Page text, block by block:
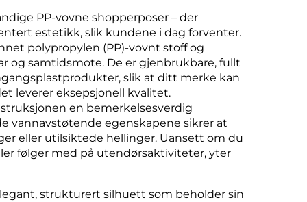
PP-vovne shopperposer – der
estetikk, slik kundene i dag forventer.
polypropylen (PP)-vovnt stoff og
og samtidsmote. De er gjenbrukbare, fullt
slik at ditt merke kan
leverer eksepsjonell kvalitet.
en bemerkelsesverdig
vannavstøtende egenskapene sikrer at
eller utilsiktede hellinger. Uansett om du
følger med på utendørsaktiviteter, yter
strukturert silhuett som beholder sin